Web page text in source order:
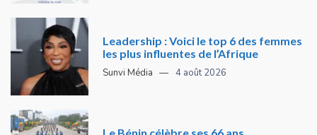
Leadership : Voici le top 6 des femmes
les plus influentes de l’Afrique
Sunvi Média 4 août 2026